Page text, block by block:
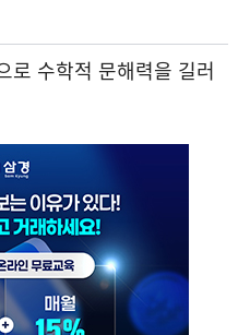
로 수학적 문해력을 길러